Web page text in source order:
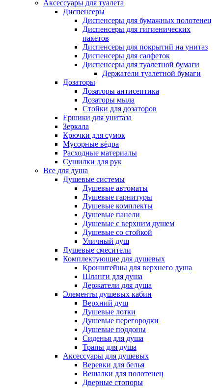
Аксессуары для туалета
Диспенсеры
Диспенсеры для бумажных полотенец
Диспенсеры для гигиенических
пакетов
Диспенсеры для покрытий на унитаз
Диспенсеры для салфеток
Диспенсеры для туалетной бумаги
Держатели туалетной бумаги
Дозаторы
Дозаторы антисептика
Дозаторы мыла
Стойки для дозаторов
Ершики для унитаза
Зеркала
Крючки для сумок
Мусорные вёдра
Расходные материалы
Сушилки для рук
Все для душа
Душевые системы
Душевые автоматы
Душевые гарнитуры
Душевые комплекты
Душевые панели
Душевые с верхним душем
Душевые со стойкой
Уличный душ
Душевые смесители
Комплектующие для душевых
Кронштейны для верхнего душа
Шланги для душа
Держатели для душа
Элементы душевых кабин
Верхний душ
Душевые лотки
Душевые перегородки
Душевые поддоны
Сиденья для душа
Трапы для душа
Аксессуары для душевых
Веревки для белья
Вешалки для полотенец
Дверные стопоры